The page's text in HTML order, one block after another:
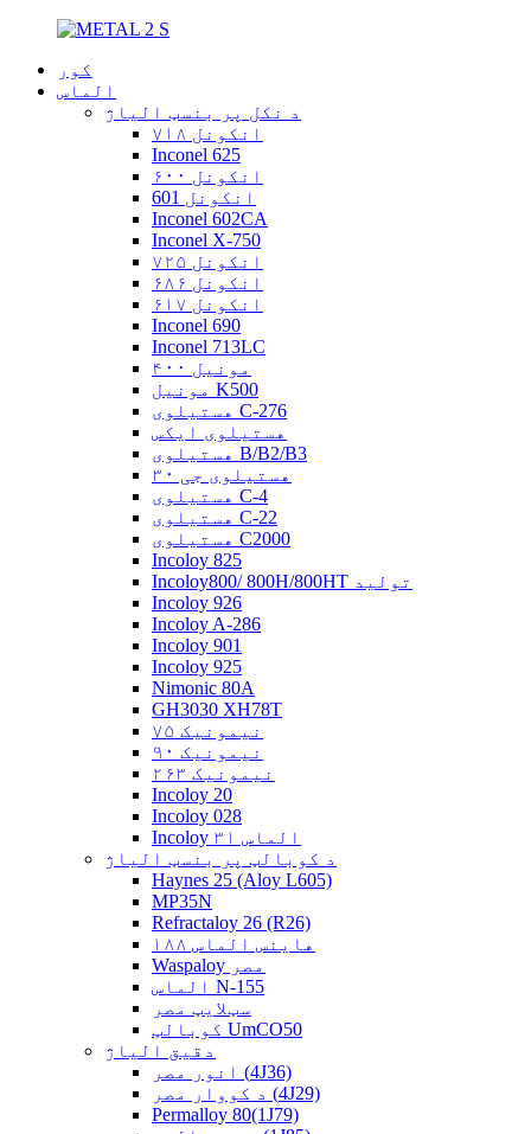
کور
الماس
د نکل پر بنسټ الیاژ
انکونل ۷۱۸
Inconel 625
انکونل ۶۰۰
انکونل 601
Inconel 602CA
Inconel X-750
انکونل ۷۲۵
انکونل ۶۸۶
انکونل ۶۱۷
Inconel 690
Inconel 713LC
مونیل ۴۰۰
مونیل K500
هستیلوی C-276
هستیلوی ایکس
هستیلوی B/B2/B3
هستیلوی جی ۳۰
هستیلوی C-4
هستیلوی C-22
هستیلوی C2000
Incoloy 825
Incoloy800/ 800H/800HT تولید
Incoloy 926
Incoloy A-286
Incoloy 901
Incoloy 925
Nimonic 80A
GH3030 XH78T
نیمونیک ۷۵
نیمونیک ۹۰
نیمونیک ۲۶۳
Incoloy 20
Incoloy 028
Incoloy الماس ۳۱
د کوبالټ پر بنسټ الیاژ
Haynes 25 (Aloy L605)
MP35N
Refractaloy 26 (R26)
هاینس الماس ۱۸۸
Waspaloy مصر
الماس N-155
سټلایټ مصر
کوبالټ UmCO50
دقیق الیاژ
انور مصر (4J36)
د کووار مصر (4J29)
Permalloy 80(1J79)